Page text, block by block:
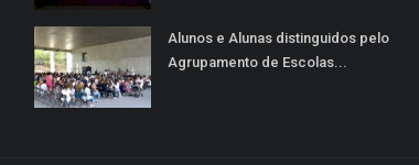
Alunos e Alunas distinguidos pelo
Agrupamento de Escolas...